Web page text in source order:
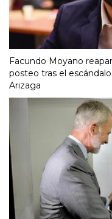
Facundo Moyano
posteo tras el
Arizaga